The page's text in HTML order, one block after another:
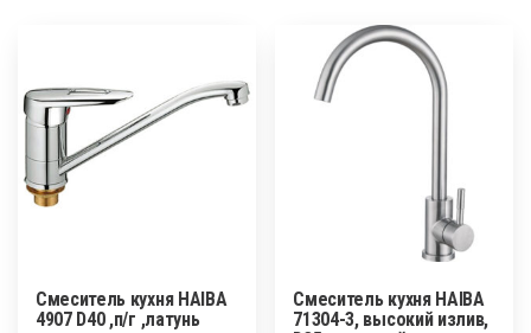
Смеситель кухня HAIBA
4907 D40 ,п/г ,латунь
Смеситель кухня HAIBA
71304-3, высокий излив,